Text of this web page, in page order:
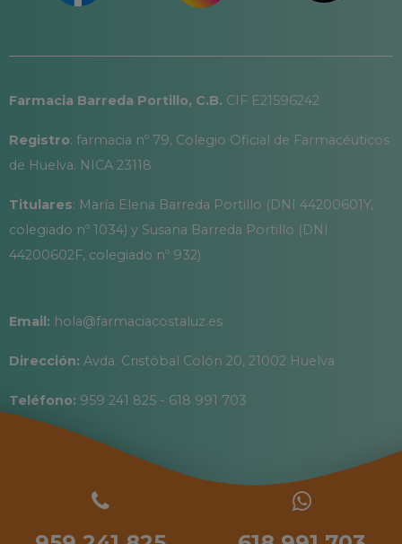
Farmacia Barreda Portillo, C.B. CIF E21596242
Registro: farmacia nº 79, Colegio Oficial de Farmacéuticos
de Huelva. NICA 23118
Titulares: María Elena Barreda Portillo (DNI 44200601Y,
colegiado nº 1034) y Susana Barreda Portillo (DNI
44200602F, colegiado nº 932)
Email: hola@farmaciacostaluz.es
Dirección: Avda. Cristóbal Colón 20, 21002 Huelva
Teléfono: 959 241 825 - 618 991 703